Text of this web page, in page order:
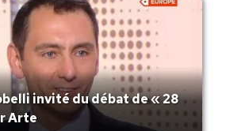
invité du débat de « 28
Arte